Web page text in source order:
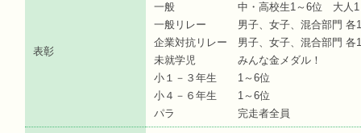
表彰
一般 中・高校生1～6位 大人1
一般リレー 男子、女子、混合部門 各1
企業対抗リレー 男子、女子、混合部門 各
未就学児 みんな金メダル！
小１－３年生 1～6位
小４－６年生 1～6位
パラ 完走者全員